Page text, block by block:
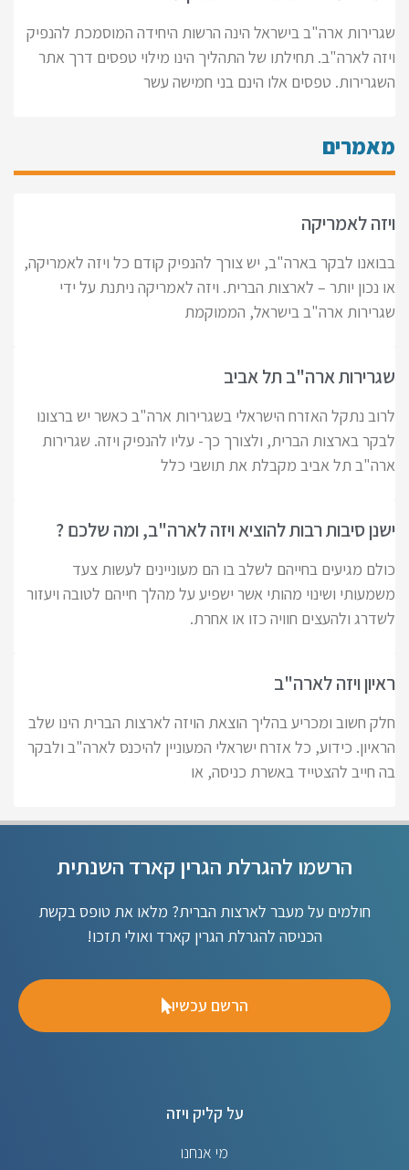
שגרירות ארה"ב בישראל הינה הרשות היחידה המוסמכת להנפיק
ויזה לארה"ב. תחילתו של התהליך הינו מילוי טפסים דרך אתר
השגרירות. טפסים אלו הינם בני חמישה עשר
מאמרים
ויזה לאמריקה
בבואנו לבקר בארה"ב, יש צורך להנפיק קודם כל ויזה לאמריקה,
או נכון יותר – לארצות הברית. ויזה לאמריקה ניתנת על ידי
שגרירות ארה"ב בישראל, הממוקמת
שגרירות ארה"ב תל אביב
לרוב נתקל האזרח הישראלי בשגרירות ארה"ב כאשר יש ברצונו
לבקר בארצות הברית, ולצורך כך- עליו להנפיק ויזה. שגרירות
ארה"ב תל אביב מקבלת את תושבי כלל
ישנן סיבות רבות להוציא ויזה לארה"ב, ומה שלכם ?
כולם מגיעים בחייהם לשלב בו הם מעוניינים לעשות צעד
משמעותי ושינוי מהותי אשר ישפיע על מהלך חייהם לטובה ויעזור
לשדרג ולהעצים חוויה כזו או אחרת.
ראיון ויזה לארה"ב
חלק חשוב ומכריע בהליך הוצאת הויזה לארצות הברית הינו שלב
הראיון. כידוע, כל אזרח ישראלי המעוניין להיכנס לארה"ב ולבקר
בה חייב להצטייד באשרת כניסה, או
הרשמו להגרלת הגרין קארד השנתית
חולמים על מעבר לארצות הברית? מלאו את טופס בקשת
הכניסה להגרלת הגרין קארד ואולי תזכו!
הרשם עכשיו
על קליק ויזה
מי אנחנו